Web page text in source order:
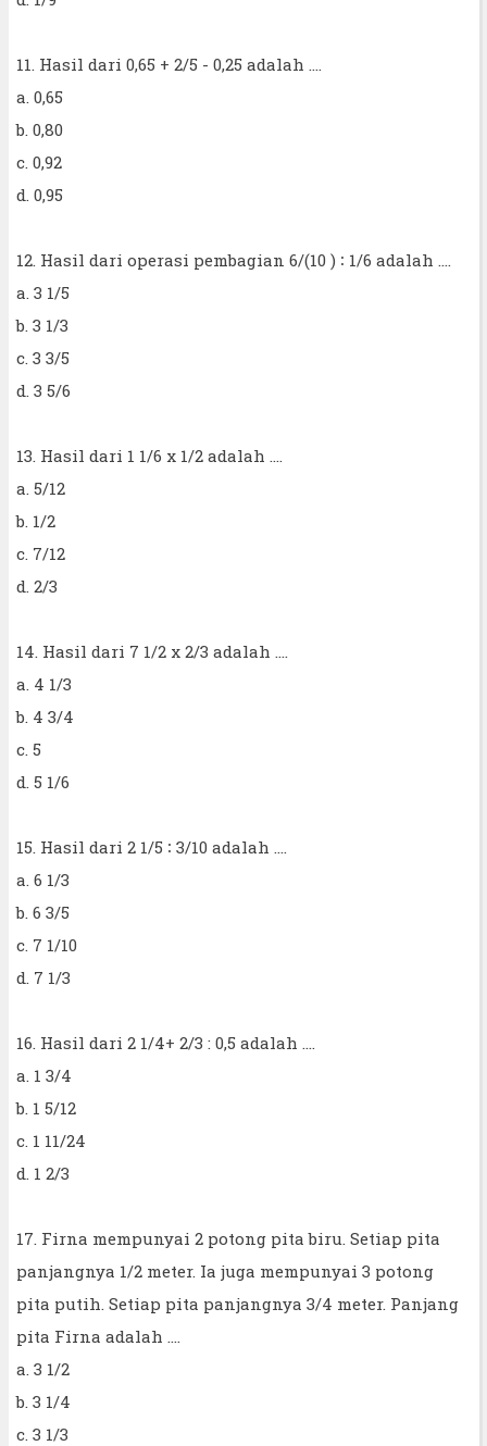
11. Hasil dari 0,65 + 2/5 - 0,25 adalah ....
a. 0,65
b. 0,80
c. 0,92
d. 0,95
12. Hasil dari operasi pembagian 6/(10 ) ∶ 1/6 adalah ....
a. 3 1/5
b. 3 1/3
c. 3 3/5
d. 3 5/6
13. Hasil dari 1 1/6 x 1/2 adalah ....
a. 5/12
b. 1/2
c. 7/12
d. 2/3
14. Hasil dari 7 1/2 x 2/3 adalah ....
a. 4 1/3
b. 4 3/4
c. 5
d. 5 1/6
15. Hasil dari 2 1/5 ∶ 3/10 adalah ....
a. 6 1/3
b. 6 3/5
c. 7 1/10
d. 7 1/3
16. Hasil dari 2 1/4+ 2/3 : 0,5 adalah ....
a. 1 3/4
b. 1 5/12
c. 1 11/24
d. 1 2/3
17. Firna mempunyai 2 potong pita biru. Setiap pita
panjangnya 1/2 meter. Ia juga mempunyai 3 potong
pita putih. Setiap pita panjangnya 3/4 meter. Panjang
pita Firna adalah ....
a. 3 1/2
b. 3 1/4
c. 3 1/3